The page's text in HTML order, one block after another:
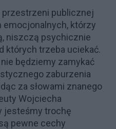
publicznej
emocjonalnych, którzy
niszczą psychicznie
których trzeba uciekać.
będziemy zamykać
zaburzenia
za słowami znanego
Wojciecha
jesteśmy trochę
pewne cechy